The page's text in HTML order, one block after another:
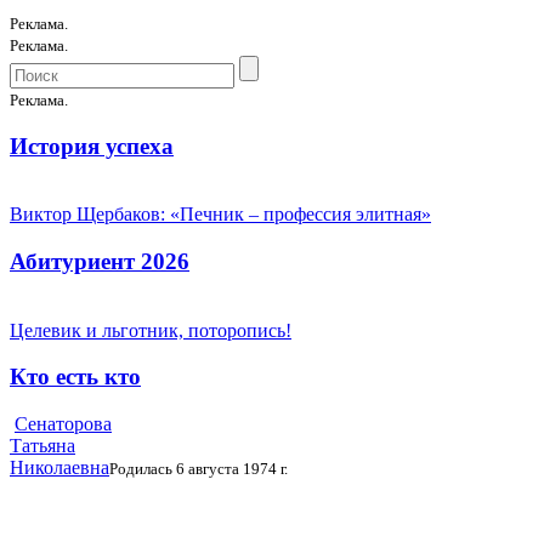
Реклама.
Реклама.
Реклама.
История успеха
Виктор Щербаков: «Печник – профессия элитная»
Абитуриент 2026
Целевик и льготник, поторопись!
Кто есть кто
Сенаторова
Татьяна
НиколаевнаРодилась 6 августа 1974 г.